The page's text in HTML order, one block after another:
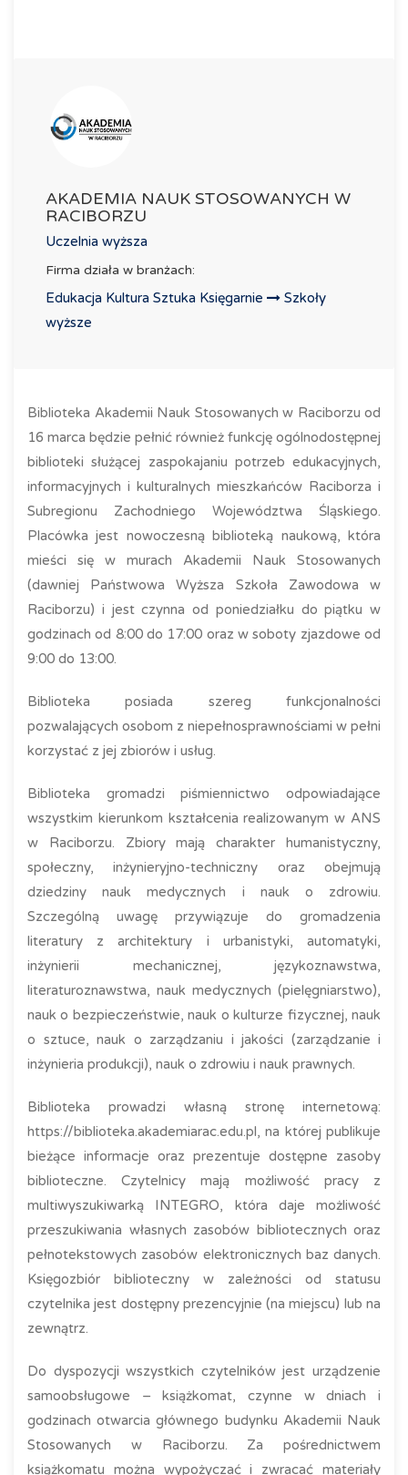
AKADEMIA NAUK STOSOWANYCH W
RACIBORZU
Uczelnia wyższa
Firma działa w branżach:
Edukacja Kultura Sztuka Księgarnie
Szkoły
wyższe
Biblioteka Akademii Nauk Stosowanych w Raciborzu od
16 marca będzie pełnić również funkcję ogólnodostępnej
biblioteki służącej zaspokajaniu potrzeb edukacyjnych,
informacyjnych i kulturalnych mieszkańców Raciborza i
Subregionu Zachodniego Województwa Śląskiego.
Placówka jest nowoczesną biblioteką naukową, która
mieści się w murach Akademii Nauk Stosowanych
(dawniej Państwowa Wyższa Szkoła Zawodowa w
Raciborzu) i jest czynna od poniedziałku do piątku w
godzinach od 8:00 do 17:00 oraz w soboty zjazdowe od
9:00 do 13:00.
Biblioteka posiada szereg funkcjonalności
pozwalających osobom z niepełnosprawnościami w pełni
korzystać z jej zbiorów i usług.
Biblioteka gromadzi piśmiennictwo odpowiadające
wszystkim kierunkom kształcenia realizowanym w ANS
w Raciborzu. Zbiory mają charakter humanistyczny,
społeczny, inżynieryjno-techniczny oraz obejmują
dziedziny nauk medycznych i nauk o zdrowiu.
Szczególną uwagę przywiązuje do gromadzenia
literatury z architektury i urbanistyki, automatyki,
inżynierii mechanicznej, językoznawstwa,
literaturoznawstwa, nauk medycznych (pielęgniarstwo),
nauk o bezpieczeństwie, nauk o kulturze fizycznej, nauk
o sztuce, nauk o zarządzaniu i jakości (zarządzanie i
inżynieria produkcji), nauk o zdrowiu i nauk prawnych.
Biblioteka prowadzi własną stronę internetową:
https://biblioteka.akademiarac.edu.pl, na której publikuje
bieżące informacje oraz prezentuje dostępne zasoby
biblioteczne. Czytelnicy mają możliwość pracy z
multiwyszukiwarką INTEGRO, która daje możliwość
przeszukiwania własnych zasobów bibliotecznych oraz
pełnotekstowych zasobów elektronicznych baz danych.
Księgozbiór biblioteczny w zależności od statusu
czytelnika jest dostępny prezencyjnie (na miejscu) lub na
zewnątrz.
Do dyspozycji wszystkich czytelników jest urządzenie
samoobsługowe – książkomat, czynne w dniach i
godzinach otwarcia głównego budynku Akademii Nauk
Stosowanych w Raciborzu. Za pośrednictwem
książkomatu można wypożyczać i zwracać materiały